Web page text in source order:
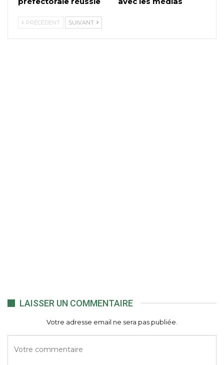
PRÉCÉDENT SUIVANT
LAISSER UN COMMENTAIRE
Votre adresse email ne sera pas publiée.